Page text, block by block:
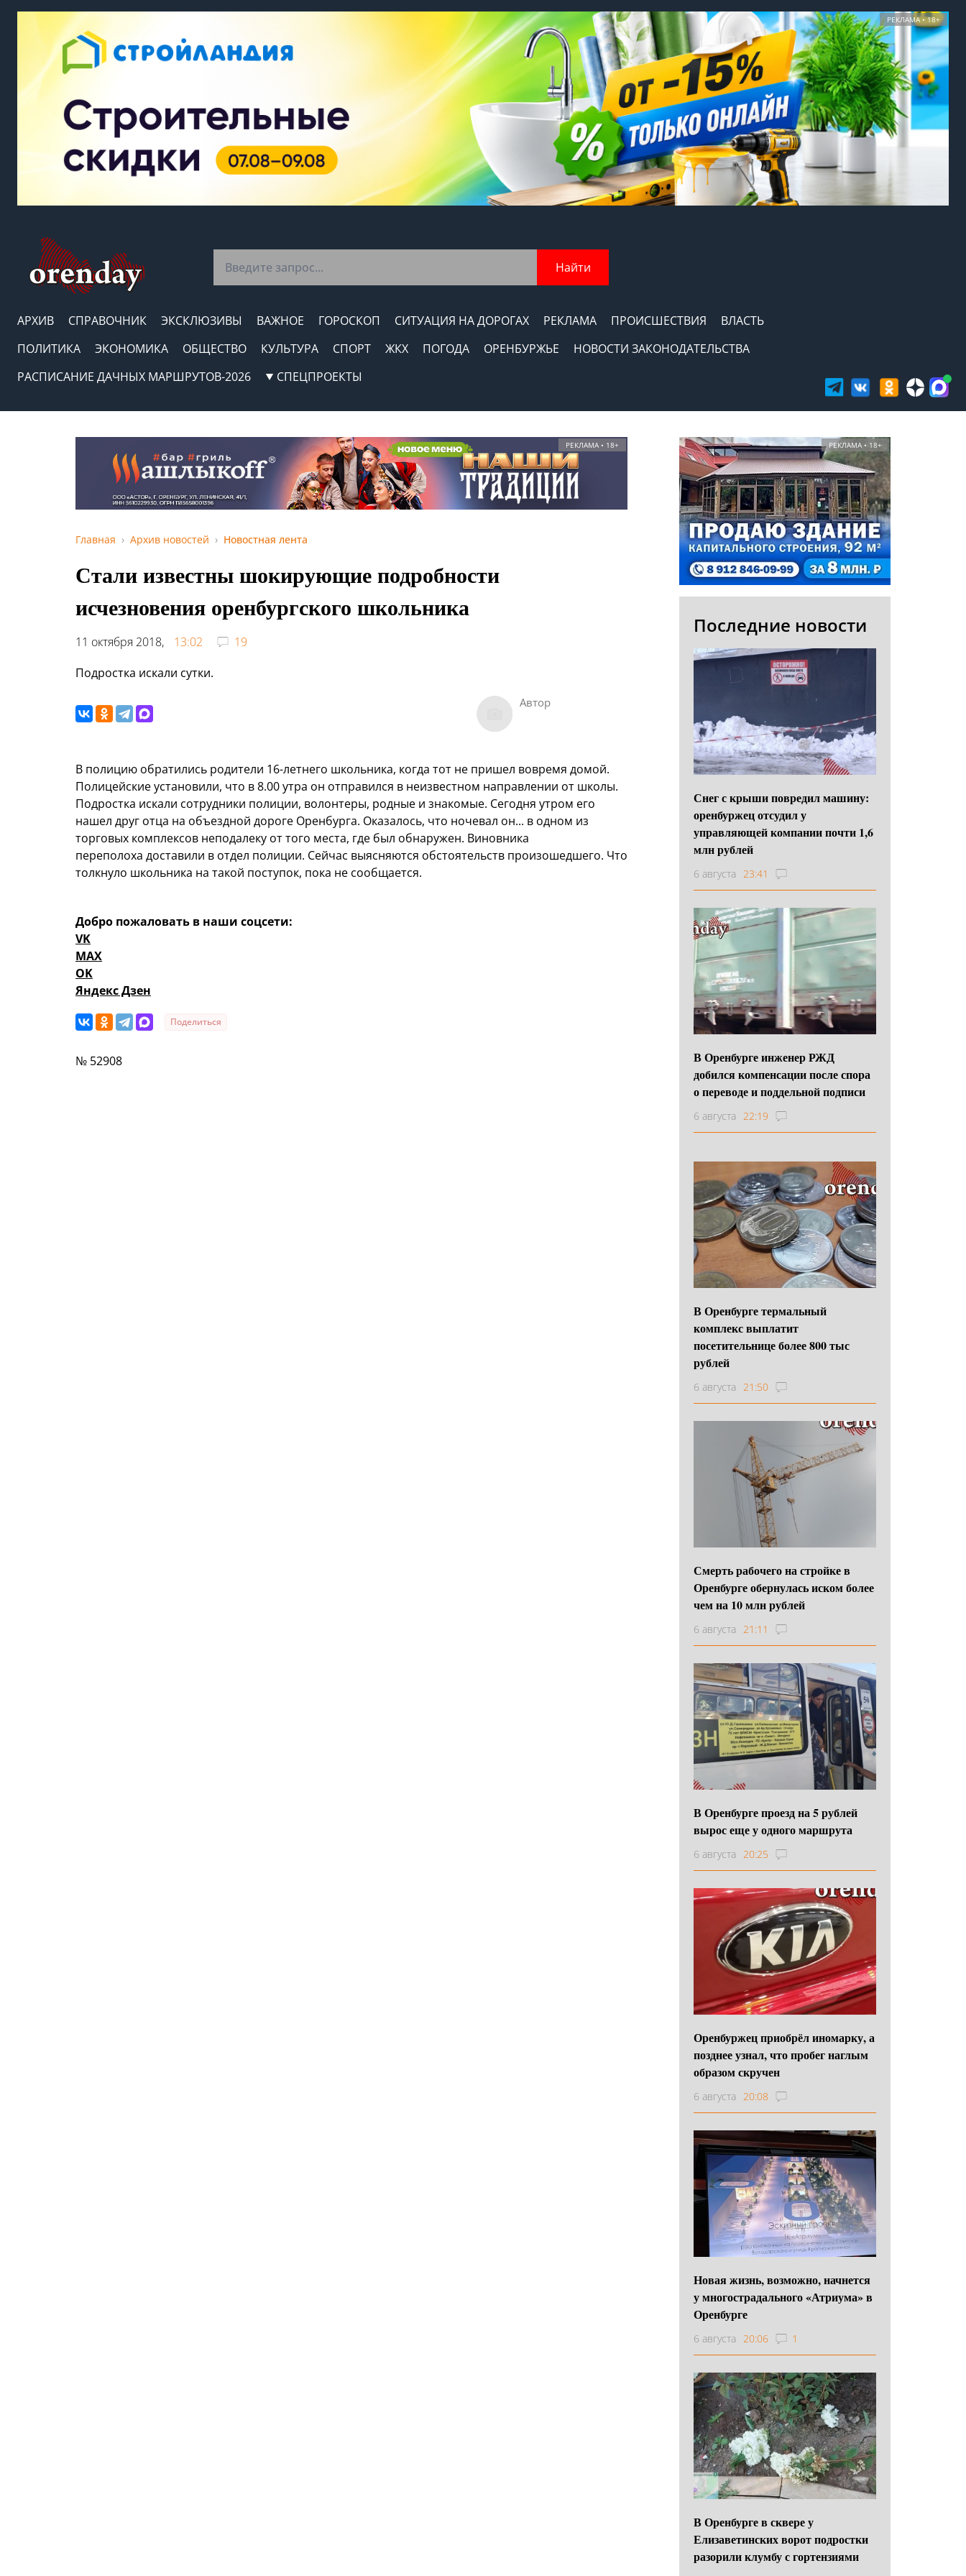
РЕКЛАМА • 18+
Найти
АРХИВ СПРАВОЧНИК ЭКСКЛЮЗИВЫ ВАЖНОЕ ГОРОСКОП СИТУАЦИЯ НА ДОРОГАХ РЕКЛАМА ПРОИСШЕСТВИЯ
ВЛАСТЬ
ПОЛИТИКА
ЭКОНОМИКА ОБЩЕСТВО КУЛЬТУРА СПОРТ ЖКХ ПОГОДА ОРЕНБУРЖЬЕ
НОВОСТИ ЗАКОНОДАТЕЛЬСТВА
РАСПИСАНИЕ ДАЧНЫХ МАРШРУТОВ-2026
СПЕЦПРОЕКТЫ
РЕКЛАМА • 18+
Главная Архив новостей Новостная лента
Стали известны шокирующие подробности
исчезновения оренбургского школьника
11 октября 2018, 13:02
19
Подростка искали сутки.
Автор
В полицию обратились родители 16-летнего школьника, когда тот не пришел вовремя домой.
Полицейские установили, что в 8.00 утра он отправился в неизвестном направлении от школы.
Подростка искали сотрудники полиции, волонтеры, родные и знакомые. Сегодня утром его
нашел друг отца на объездной дороге Оренбурга. Оказалось, что ночевал он... в одном из
торговых комплексов неподалеку от того места, где был обнаружен. Виновника
переполоха доставили в отдел полиции. Сейчас выясняются обстоятельств произошедшего. Что
толкнуло школьника на такой поступок, пока не сообщается.
Добро пожаловать в наши соцсети:
VK
MAX
OK
Яндекс Дзен
Поделиться
№ 52908
РЕКЛАМА • 18+
Последние новости
Снег с крыши повредил машину:
оренбуржец отсудил у
управляющей компании почти 1,6
млн рублей
6 августа 23:41
В Оренбурге инженер РЖД
добился компенсации после спора
о переводе и поддельной подписи
6 августа 22:19
В Оренбурге термальный
комплекс выплатит
посетительнице более 800 тыс
рублей
6 августа 21:50
Смерть рабочего на стройке в
Оренбурге обернулась иском более
чем на 10 млн рублей
6 августа 21:11
В Оренбурге проезд на 5 рублей
вырос еще у одного маршрута
6 августа 20:25
Оренбуржец приобрёл иномарку, а
позднее узнал, что пробег наглым
образом скручен
6 августа 20:08
Новая жизнь, возможно, начнется
у многострадального «Атриума» в
Оренбурге
6 августа 20:06 1
В Оренбурге в сквере у
Елизаветинских ворот подростки
разорили клумбу с гортензиями